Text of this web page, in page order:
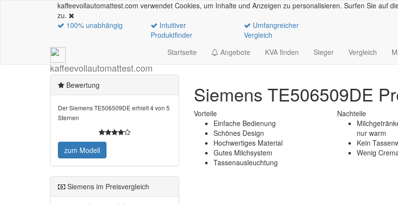
kaffeevollautomattest.com verwendet Cookies, um Inhalte und Anzeigen zu personalisieren. Surfen Sie auf
zu.
100% unabhängig
Intuitiver
Produktfinder
Umfangreicher
Vergleich
kaffeevollautomattest.com
Startseite Angebote KVA finden Sieger Vergleich
Bewertung
DerSiemens TE506509DE erhielt 4 von 5
Sternen
zum Modell
Siemens im Preisvergleich
Siemens TE506509DE
Vorteile
Einfache Bedienung
Schönes Design
Hochwertiges Material
Gutes Milchsystem
Tassenausleuchtung
Nachteile
nur warm
Kein
Wenig